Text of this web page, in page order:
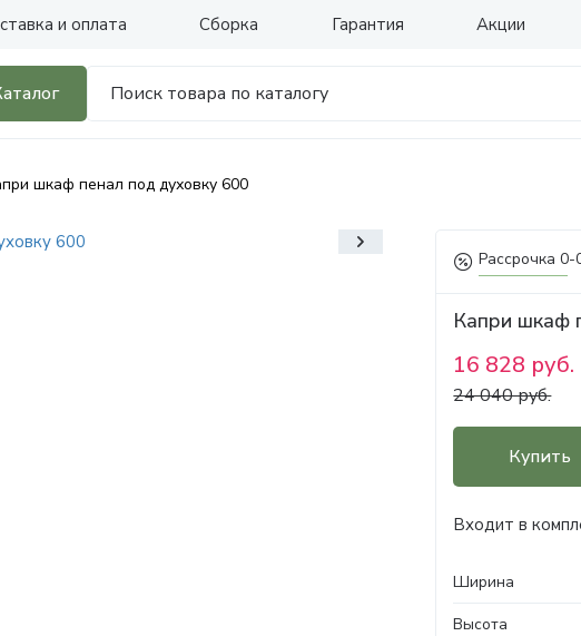
и оплата Сборка Гарантия Акции
шкаф пенал под духовку 600
Рассрочка 0-
Капри шкаф
16 828 руб.
24 040 руб.
Купить
Входит в
Ширина
Высота